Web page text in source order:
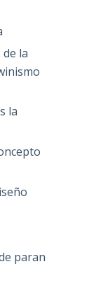
la
la
paran